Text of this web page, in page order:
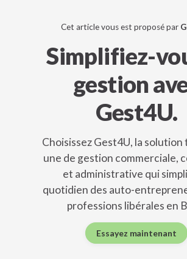
Cet article vous est proposé par
Simplifiez-
gestion
Gest4U.
Choisissez Gest4U, la
une de gestion commerciale,
et administrative qui
quotidien des auto-
professions libérales en
Essayez maintenant